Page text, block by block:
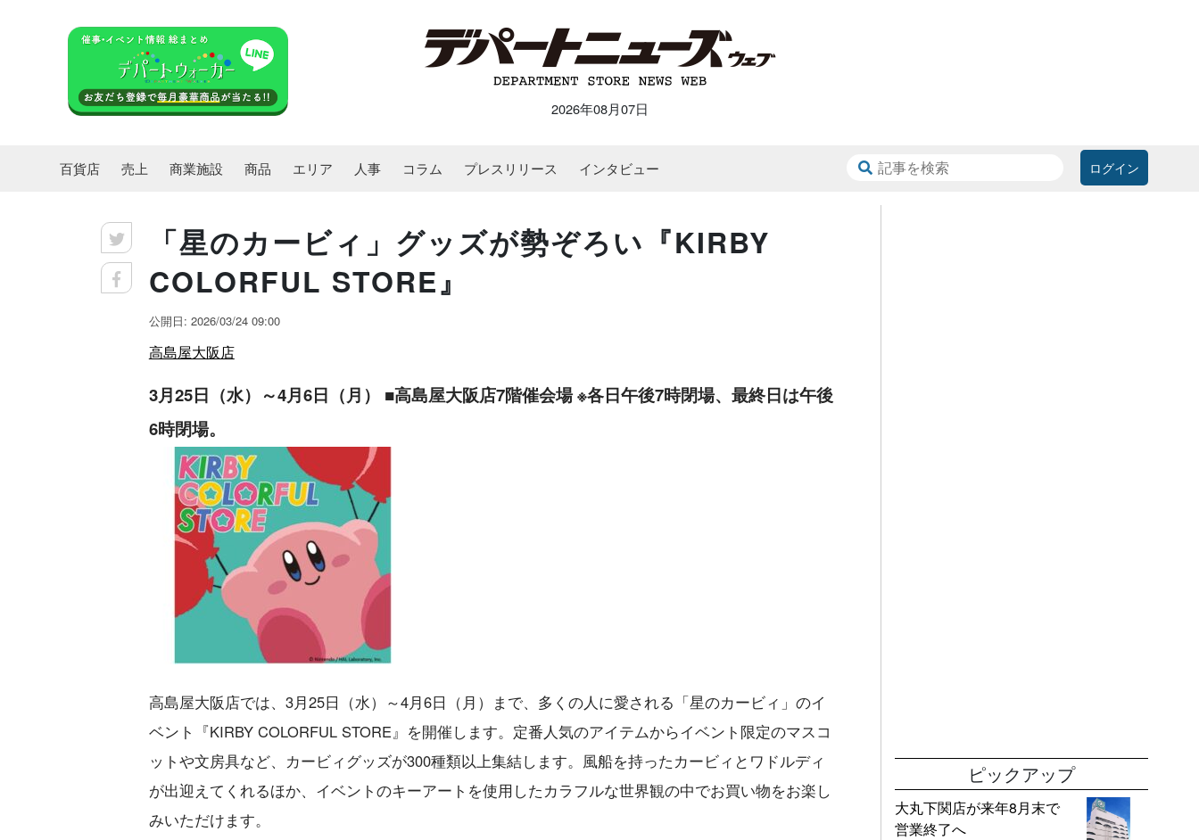
2026年08月07日
ログイン
百貨店 売上 商業施設 商品 エリア 人事 コラム プレスリリース インタビュー
「星のカービィ」グッズが勢ぞろい『KIRBY
COLORFUL STORE』
公開日: 2026/03/24 09:00
高島屋大阪店
3月25日（水）～4月6日（月） ■高島屋大阪店7階催会場 ※各日午後7時閉場、最終日は午後
6時閉場。
高島屋大阪店では、3月25日（水）～4月6日（月）まで、多くの人に愛される「星のカービィ」のイ
ベント『KIRBY COLORFUL STORE』を開催します。定番人気のアイテムからイベント限定のマスコ
ットや文房具など、カービィグッズが300種類以上集結します。風船を持ったカービィとワドルディ
が出迎えてくれるほか、イベントのキーアートを使用したカラフルな世界観の中でお買い物をお楽し
みいただけます。
ピックアップ
大丸下関店が来年8月末で
営業終了へ